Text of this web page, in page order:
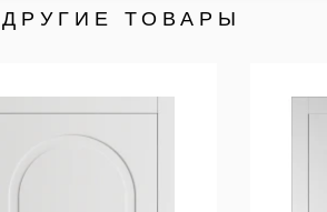
ТОВАРЫ